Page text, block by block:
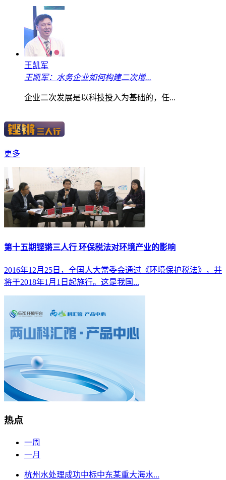
王凯军
王凯军：水务企业如何构建二次增...
企业二次发展是以科技投入为基础的，任...
更多
第十五期铿锵三人行 环保税法对环境产业的影响
2016年12月25日，全国人大常委会通过《环境保护税法》，并
将于2018年1月1日起施行。这是我国...
热点
一周
一月
杭州水处理成功中标中东某重大海水...